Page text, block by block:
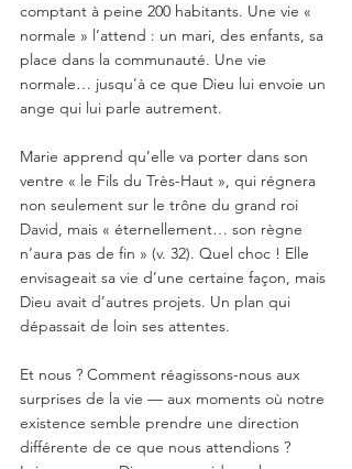
comptant à peine 200 habitants. Une vie «
normale » l’attend : un mari, des enfants, sa
place dans la communauté. Une vie
normale… jusqu’à ce que Dieu lui envoie un
ange qui lui parle autrement.
Marie apprend qu’elle va porter dans son
ventre « le Fils du Très-Haut », qui régnera
non seulement sur le trône du grand roi
David, mais « éternellement… son règne
n’aura pas de fin » (v. 32). Quel choc ! Elle
envisageait sa vie d’une certaine façon, mais
Dieu avait d’autres projets. Un plan qui
dépassait de loin ses attentes.
Et nous ? Comment réagissons-nous aux
surprises de la vie — aux moments où notre
existence semble prendre une direction
différente de ce que nous attendions ?